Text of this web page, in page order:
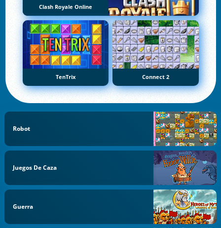
Clash Royale Online
TenTrix Connect 2
Robot
Juegos De Caza
Guerra